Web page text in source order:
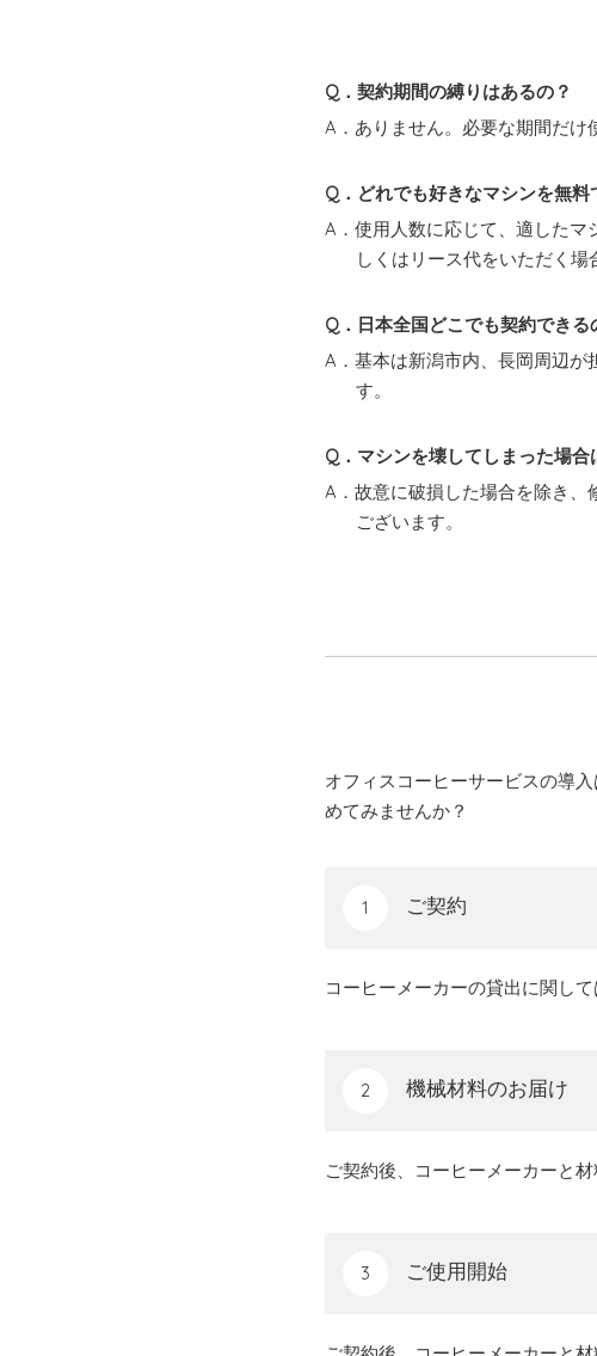
Q．契約期間の縛りはあるの？
A．ありません。必要な期間だけ
Q．どれでも好きなマシンを無料
A．使用人数に応じて、適したマ
しくはリース代をいただく場
Q．日本全国どこでも契約できる
A．基本は新潟市内、長岡周辺が
す。
Q．マシンを壊してしまった場合
A．故意に破損した場合を除き、
ございます。
オフィスコーヒーサービスの導
めてみませんか？
1 ご契約
コーヒーメーカーの貸出に関し
2 機械材料のお届け
ご契約後、コーヒーメーカーと
3 ご使用開始